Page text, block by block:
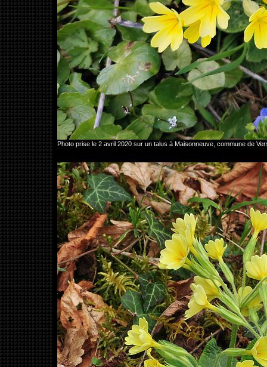
Photo prise le 2 avril 2020 sur un talus à Maisonneuve, commune de